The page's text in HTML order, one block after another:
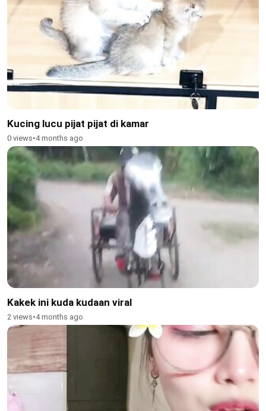
Kucing lucu pijat pijat di kamar
0 views•4 months ago
Kakek ini kuda kudaan viral
2 views•4 months ago